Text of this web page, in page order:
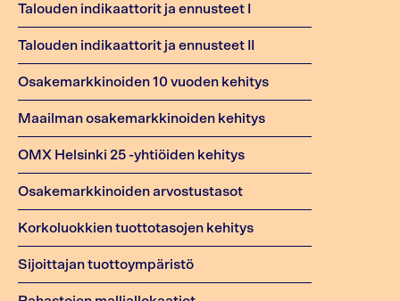
Talouden indikaattorit ja ennusteet I
Talouden indikaattorit ja ennusteet II
Osakemarkkinoiden 10 vuoden kehitys
Maailman osakemarkkinoiden kehitys
OMX Helsinki 25 -yhtiöiden kehitys
Osakemarkkinoiden arvostustasot
Korkoluokkien tuottotasojen kehitys
Sijoittajan tuottoympäristö